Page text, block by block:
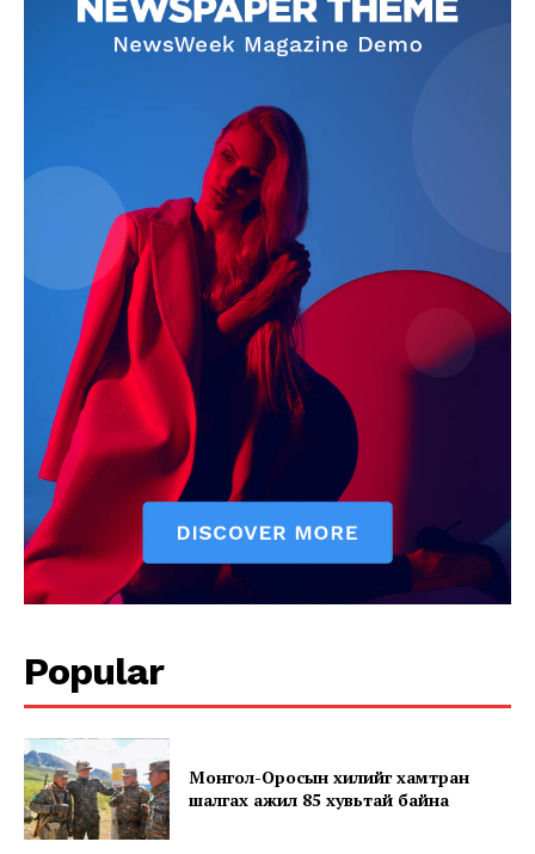
Popular
Монгол-Оросын хилийг хамтран
шалгах ажил 85 хувьтай байна